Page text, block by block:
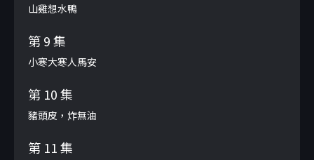
山雞想水鴨
第 9 集
小寒大寒人馬安
第 10 集
豬頭皮，炸無油
第 11 集